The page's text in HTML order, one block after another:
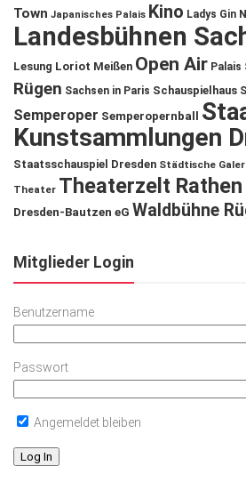
Town Japanisches Palais Kino Ladys Gin
Landesbühnen
Lesung Loriot Meißen Open Air Palais
Rügen Sachsen in Paris Schauspielhaus
Semperoper Semperopernball
Kunstsammlungen
Staatsschauspiel Dresden Städtische
Theater Theaterzelt Rathen
Dresden-Bautzen eG Waldbühne
Mitglieder Login
Benutzername
Passwort
Angemeldet bleiben